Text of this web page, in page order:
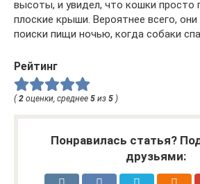
высоты, и увидел, что кошки просто
плоские крыши. Вероятнее всего, они
поиски пищи ночью, когда собаки
Рейтинг
( 2 оценки, среднее 5 из 5 )
Понравилась статья?
друзьями: